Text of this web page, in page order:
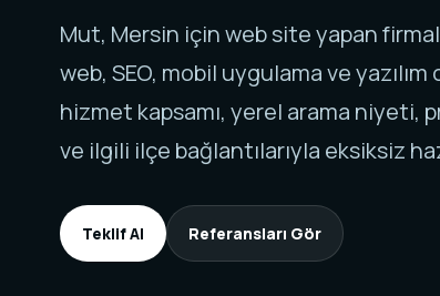
Mut, Mersin için web site yapan
web, SEO, mobil uygulama ve
hizmet kapsamı, yerel arama niyeti,
ve ilgili ilçe bağlantılarıyla eksiksiz
Teklif Al Referansları Gör